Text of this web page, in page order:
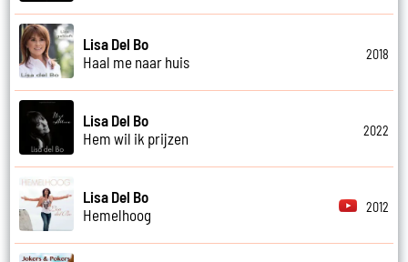
Lisa Del Bo
Haal me naar huis
2018
Lisa Del Bo
Hem wil ik prijzen
2022
Lisa Del Bo
Hemelhoog
2012